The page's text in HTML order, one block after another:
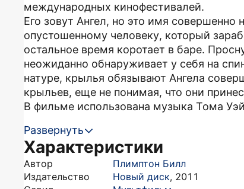
международных кинофестивалей.
Его зовут Ангел, но это имя совершенно
опустошенному человеку, который
остальное время коротает в баре.
неожиданно обнаруживает у себя на
натуре, крылья обязывают Ангела
крыльев, еще не понимая, что они
В фильме использована музыка Тома
Развернуть
Характеристики
Автор
Плимптон Билл
Издательство
Новый диск, 2011